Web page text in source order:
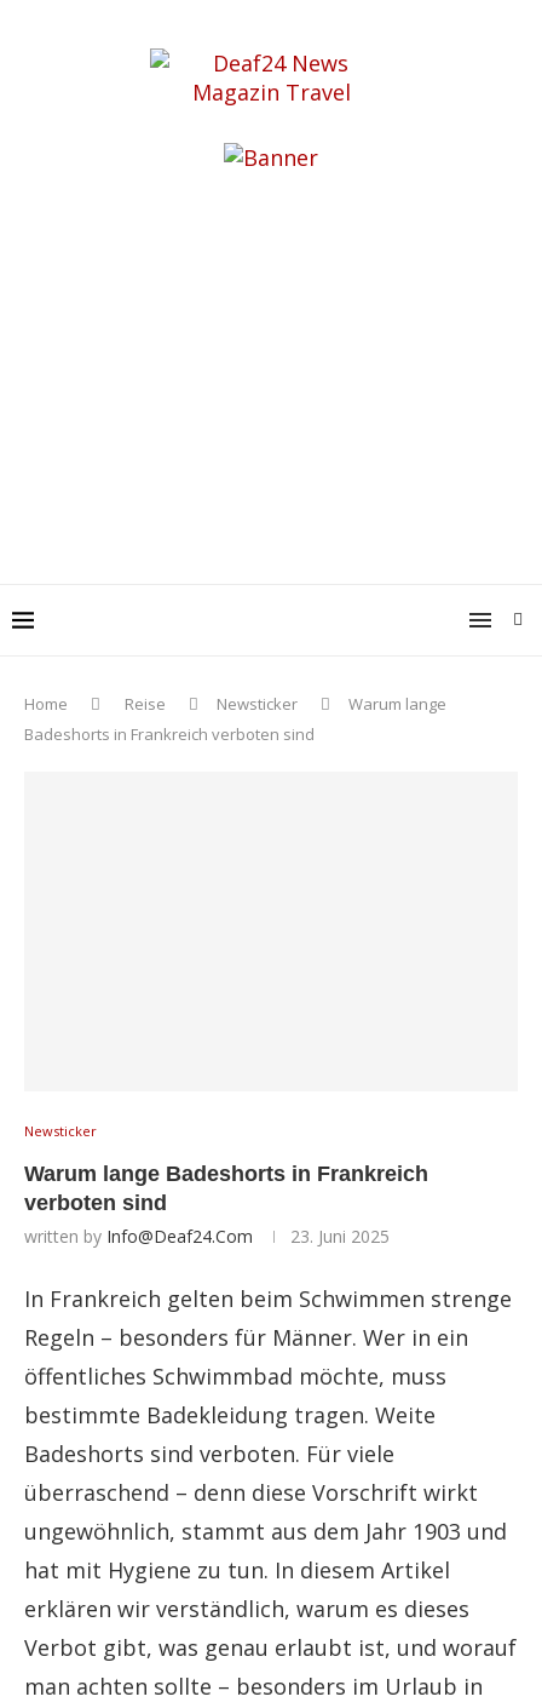
Home Reise Newsticker
Warum lange
Badeshorts in Frankreich verboten sind
Newsticker
Warum lange Badeshorts in Frankreich
verboten sind
written by Info@deaf24.com 23. Juni 2025
In Frankreich gelten beim Schwimmen strenge
Regeln – besonders für Männer. Wer in ein
öffentliches Schwimmbad möchte, muss
bestimmte Badekleidung tragen. Weite
Badeshorts sind verboten. Für viele
überraschend – denn diese Vorschrift wirkt
ungewöhnlich, stammt aus dem Jahr 1903 und
hat mit Hygiene zu tun. In diesem Artikel
erklären wir verständlich, warum es dieses
Verbot gibt, was genau erlaubt ist, und worauf
man achten sollte – besonders im Urlaub in